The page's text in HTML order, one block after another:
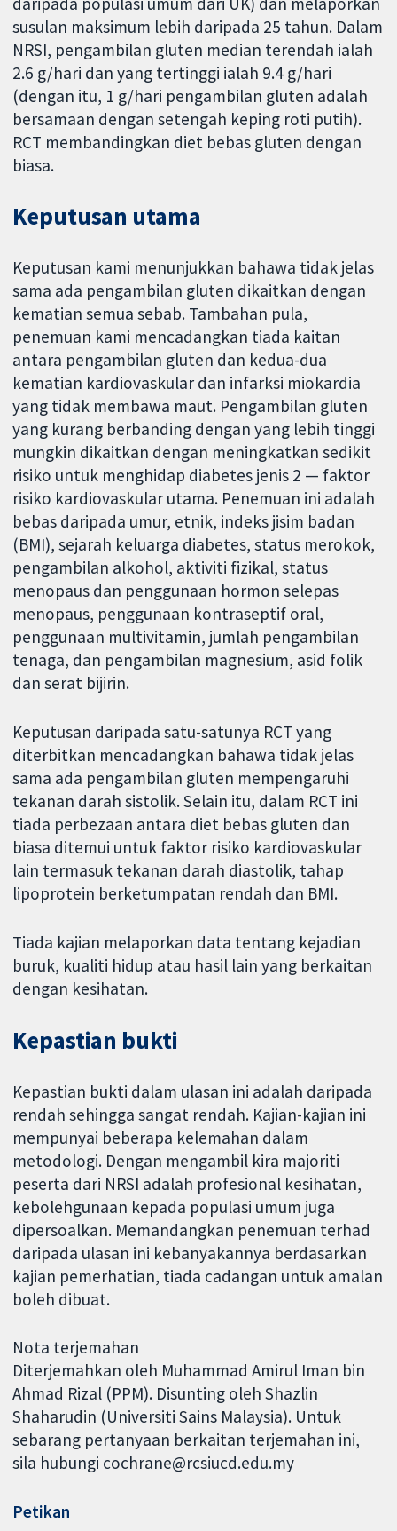
susulan maksimum lebih daripada 25 tahun. Dalam
NRSI, pengambilan gluten median terendah ialah
2.6 g/hari dan yang tertinggi ialah 9.4 g/hari
(dengan itu, 1 g/hari pengambilan gluten adalah
bersamaan dengan setengah keping roti putih).
RCT membandingkan diet bebas gluten dengan
biasa.
Keputusan utama
Keputusan kami menunjukkan bahawa tidak jelas
sama ada pengambilan gluten dikaitkan dengan
kematian semua sebab. Tambahan pula,
penemuan kami mencadangkan tiada kaitan
antara pengambilan gluten dan kedua-dua
kematian kardiovaskular dan infarksi miokardia
yang tidak membawa maut. Pengambilan gluten
yang kurang berbanding dengan yang lebih tinggi
mungkin dikaitkan dengan meningkatkan sedikit
risiko untuk menghidap diabetes jenis 2 — faktor
risiko kardiovaskular utama. Penemuan ini adalah
bebas daripada umur, etnik, indeks jisim badan
(BMI), sejarah keluarga diabetes, status merokok,
pengambilan alkohol, aktiviti fizikal, status
menopaus dan penggunaan hormon selepas
menopaus, penggunaan kontraseptif oral,
penggunaan multivitamin, jumlah pengambilan
tenaga, dan pengambilan magnesium, asid folik
dan serat bijirin.
Keputusan daripada satu-satunya RCT yang
diterbitkan mencadangkan bahawa tidak jelas
sama ada pengambilan gluten mempengaruhi
tekanan darah sistolik. Selain itu, dalam RCT ini
tiada perbezaan antara diet bebas gluten dan
biasa ditemui untuk faktor risiko kardiovaskular
lain termasuk tekanan darah diastolik, tahap
lipoprotein berketumpatan rendah dan BMI.
Tiada kajian melaporkan data tentang kejadian
buruk, kualiti hidup atau hasil lain yang berkaitan
dengan kesihatan.
Kepastian bukti
Kepastian bukti dalam ulasan ini adalah daripada
rendah sehingga sangat rendah. Kajian-kajian ini
mempunyai beberapa kelemahan dalam
metodologi. Dengan mengambil kira majoriti
peserta dari NRSI adalah profesional kesihatan,
kebolehgunaan kepada populasi umum juga
dipersoalkan. Memandangkan penemuan terhad
daripada ulasan ini kebanyakannya berdasarkan
kajian pemerhatian, tiada cadangan untuk amalan
boleh dibuat.
Nota terjemahan
Diterjemahkan oleh Muhammad Amirul Iman bin
Ahmad Rizal (PPM). Disunting oleh Shazlin
Shaharudin (Universiti Sains Malaysia). Untuk
sebarang pertanyaan berkaitan terjemahan ini,
sila hubungi cochrane@rcsiucd.edu.my
Petikan